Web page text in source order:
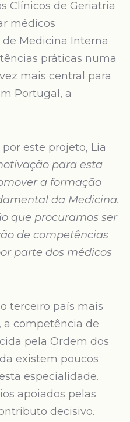
Clínicos de Geriatria
médicos
Medicina Interna
práticas numa
mais central para
Portugal, a
este projeto, Lia
para esta
a formação
da Medicina.
que procuramos ser
de competências
parte dos médicos
terceiro país mais
a competência de
pela Ordem dos
existem poucos
especialidade.
apoiados pelas
decisivo.